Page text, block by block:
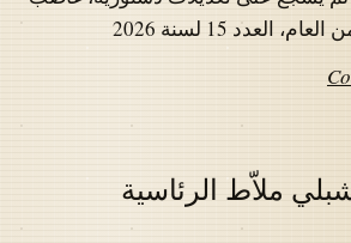
العدد 15 لسنة 2026
ملاّط الرئاسية